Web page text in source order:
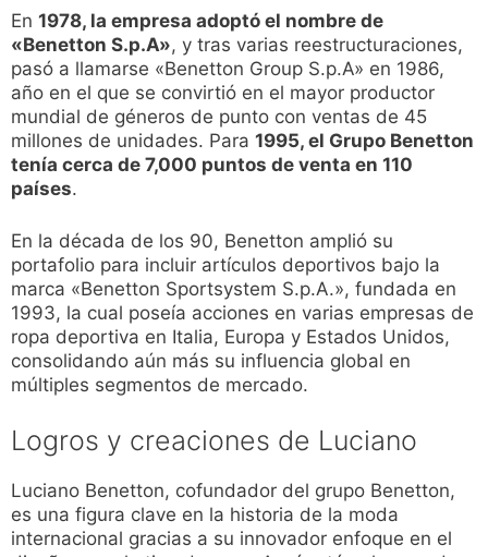
En 1978, la empresa adoptó el nombre de
«Benetton S.p.A», y tras varias reestructuraciones,
pasó a llamarse «Benetton Group S.p.A» en 1986,
año en el que se convirtió en el mayor productor
mundial de géneros de punto con ventas de 45
millones de unidades. Para 1995, el Grupo Benetton
tenía cerca de 7,000 puntos de venta en 110
países.
En la década de los 90, Benetton amplió su
portafolio para incluir artículos deportivos bajo la
marca «Benetton Sportsystem S.p.A.», fundada en
1993, la cual poseía acciones en varias empresas de
ropa deportiva en Italia, Europa y Estados Unidos,
consolidando aún más su influencia global en
múltiples segmentos de mercado.
Logros y creaciones de Luciano
Luciano Benetton, cofundador del grupo Benetton,
es una figura clave en la historia de la moda
internacional gracias a su innovador enfoque en el